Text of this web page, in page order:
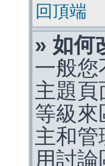
回頂端
» 如何
一般您
主題頁
等級來
主和管
用討